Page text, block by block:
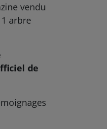
vendu
arbre
de